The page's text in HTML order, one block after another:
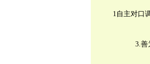
1 自主对
2,.心
3. 善